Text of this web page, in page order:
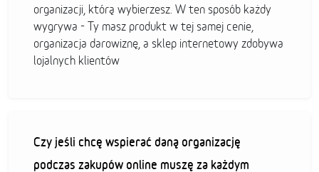
organizacji, którą wybierzesz. W ten sposób każdy
wygrywa - Ty masz produkt w tej samej cenie,
organizacja darowiznę, a sklep internetowy zdobywa
lojalnych klientów
Czy jeśli chcę wspierać daną organizację
podczas zakupów online muszę za każdym